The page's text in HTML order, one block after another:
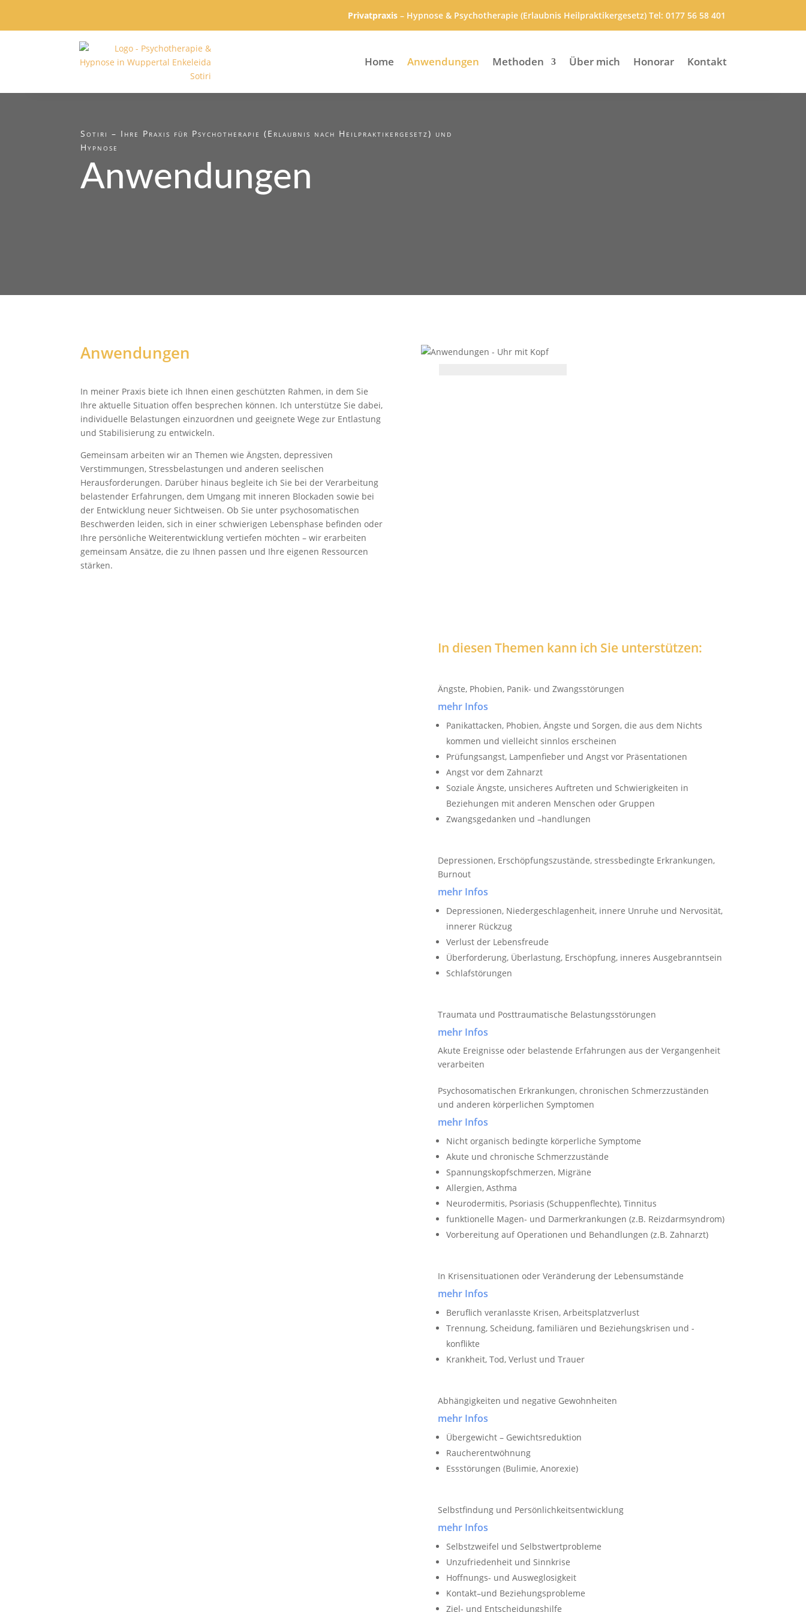
Privatpraxis– Hypnose & Psychotherapie (Erlaubnis Heilpraktikergesetz) Tel: 0177 56 58 401
Home Anwendungen Methoden Über mich Honorar Kontakt
Sotiri – Ihre Praxis für Psychotherapie (Erlaubnis nach Heilpraktikergesetz) und
Hypnose
Anwendungen
Anwendungen
In meiner Praxis biete ich Ihnen einen geschützten Rahmen, in dem Sie
Ihre aktuelle Situation offen besprechen können. Ich unterstütze Sie dabei,
individuelle Belastungen einzuordnen und geeignete Wege zur Entlastung
und Stabilisierung zu entwickeln.
Gemeinsam arbeiten wir an Themen wie Ängsten, depressiven
Verstimmungen, Stressbelastungen und anderen seelischen
Herausforderungen. Darüber hinaus begleite ich Sie bei der Verarbeitung
belastender Erfahrungen, dem Umgang mit inneren Blockaden sowie bei
der Entwicklung neuer Sichtweisen. Ob Sie unter psychosomatischen
Beschwerden leiden, sich in einer schwierigen Lebensphase befinden oder
Ihre persönliche Weiterentwicklung vertiefen möchten – wir erarbeiten
gemeinsam Ansätze, die zu Ihnen passen und Ihre eigenen Ressourcen
stärken.
In diesen Themen kann ich Sie unterstützen:
Ängste, Phobien, Panik- und Zwangsstörungen
mehr Infos
Panikattacken, Phobien, Ängste und Sorgen, die aus dem Nichts
kommen und vielleicht sinnlos erscheinen
Prüfungsangst, Lampenfieber und Angst vor Präsentationen
Angst vor dem Zahnarzt
Soziale Ängste, unsicheres Auftreten und Schwierigkeiten in
Beziehungen mit anderen Menschen oder Gruppen
Zwangsgedanken und –handlungen
Depressionen, Erschöpfungszustände, stressbedingte Erkrankungen,
Burnout
mehr Infos
Depressionen, Niedergeschlagenheit, innere Unruhe und Nervosität,
innerer Rückzug
Verlust der Lebensfreude
Überforderung, Überlastung, Erschöpfung, inneres Ausgebranntsein
Schlafstörungen
Traumata und Posttraumatische Belastungsstörungen
mehr Infos
Akute Ereignisse oder belastende Erfahrungen aus der Vergangenheit
verarbeiten
Psychosomatischen Erkrankungen, chronischen Schmerzzuständen
und anderen körperlichen Symptomen
mehr Infos
Nicht organisch bedingte körperliche Symptome
Akute und chronische Schmerzzustände
Spannungskopfschmerzen, Migräne
Allergien, Asthma
Neurodermitis, Psoriasis (Schuppenflechte), Tinnitus
funktionelle Magen- und Darmerkrankungen (z.B. Reizdarmsyndrom)
Vorbereitung auf Operationen und Behandlungen (z.B. Zahnarzt)
In Krisensituationen oder Veränderung der Lebensumstände
mehr Infos
Beruflich veranlasste Krisen, Arbeitsplatzverlust
Trennung, Scheidung, familiären und Beziehungskrisen und -
konflikte
Krankheit, Tod, Verlust und Trauer
Abhängigkeiten und negative Gewohnheiten
mehr Infos
Übergewicht – Gewichtsreduktion
Raucherentwöhnung
Essstörungen (Bulimie, Anorexie)
Selbstfindung und Persönlichkeitsentwicklung
mehr Infos
Selbstzweifel und Selbstwertprobleme
Unzufriedenheit und Sinnkrise
Hoffnungs- und Ausweglosigkeit
Kontakt–und Beziehungsprobleme
Ziel- und Entscheidungshilfe